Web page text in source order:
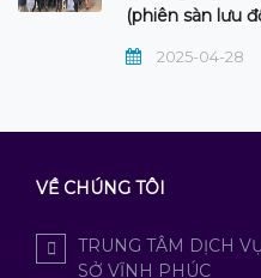
(phiên sàn lưu
2025-04-28
VỀ CHÚNG TÔI
TRUNG TÂM DỊCH
SỞ VĨNH PHÚC